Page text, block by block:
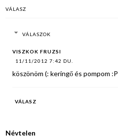
VÁLASZ
VÁLASZOK
VISZKOK FRUZSI
11/11/2012 7:42 DU.
köszönöm (: keringő és pompom :P
VÁLASZ
Névtelen